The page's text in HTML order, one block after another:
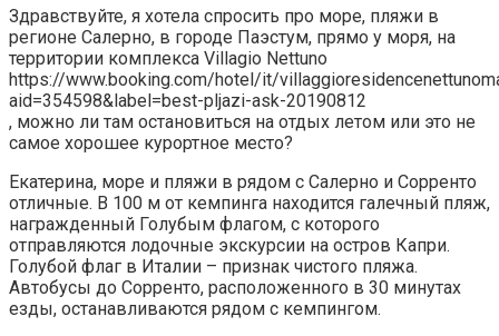
Здравствуйте, я хотела спросить про море, пляжи в
регионе Салерно, в городе Паэстум, прямо у моря, на
территории комплекса Villagio Nettuno
https://www.booking.com/hotel/it/
aid=354598&label=best-pljazi-ask-20190812
, можно ли там остановиться на отдых летом или это не
самое хорошее курортное место?
Екатерина, море и пляжи в рядом с Салерно и Сорренто
отличные. В 100 м от кемпинга находится галечный пляж,
награжденный Голубым флагом, с которого
отправляются лодочные экскурсии на остров Капри.
Голубой флаг в Италии – признак чистого пляжа.
Автобусы до Сорренто, расположенного в 30 минутах
езды, останавливаются рядом с кемпингом.